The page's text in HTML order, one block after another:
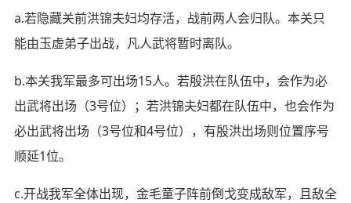
a.若隐藏关前洪锦夫妇均存活，战前两人会归队。本关只
能由玉虚弟子出战，凡人武将暂时离队。
b.本关我军最多可出场15人。若殷洪在队伍中，会作为必
出武将出场（3号位）；若洪锦夫妇都在队伍中，也会作为
必出武将出场（3号位和4号位），有殷洪出场则位置序号
顺延1位。
c.开战我军全体出现，金毛童子阵前倒戈变成敌军，且敌全